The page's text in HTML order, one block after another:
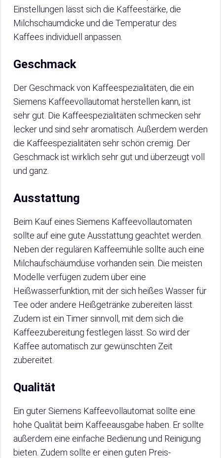
Einstellungen lässt sich die Kaffeestärke, die
Milchschaumdicke und die Temperatur des
Kaffees individuell anpassen.
Geschmack
Der Geschmack von Kaffeespezialitäten, die ein
Siemens Kaffeevollautomat herstellen kann, ist
sehr gut. Die Kaffeespezialitäten schmecken sehr
lecker und sind sehr aromatisch. Außerdem werden
die Kaffeespezialitäten sehr schön cremig. Der
Geschmack ist wirklich sehr gut und überzeugt voll
und ganz.
Ausstattung
Beim Kauf eines Siemens Kaffeevollautomaten
sollte auf eine gute Ausstattung geachtet werden.
Neben der regulären Kaffeemühle sollte auch eine
Milchaufschäumdüse vorhanden sein. Die meisten
Modelle verfügen zudem über eine
Heißwasserfunktion, mit der sich heißes Wasser für
Tee oder andere Heißgetränke zubereiten lässt.
Zudem ist ein Timer sinnvoll, mit dem sich die
Kaffeezubereitung festlegen lässt. So wird der
Kaffee automatisch zur gewünschten Zeit
zubereitet.
Qualität
Ein guter Siemens Kaffeevollautomat sollte eine
hohe Qualität beim Kaffeeausgabe haben. Er sollte
außerdem eine einfache Bedienung und Reinigung
bieten. Zudem sollte er einen guten Preis-